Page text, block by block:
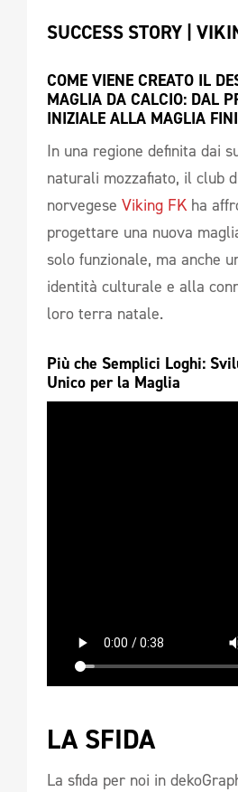
SUCCESS STORY |
COME VIENE CREATO IL
MAGLIA DA CALCIO: DAL
INIZIALE ALLA MAGLIA
In una regione definita dai
naturali mozzafiato, il club
norvegese Viking FKha
progettare una nuova
solo funzionale, ma anche
identità culturale e alla
loro terra natale.
Più che Semplici Loghi:
Unico per la Maglia
LA SFIDA
La sfida per noi in